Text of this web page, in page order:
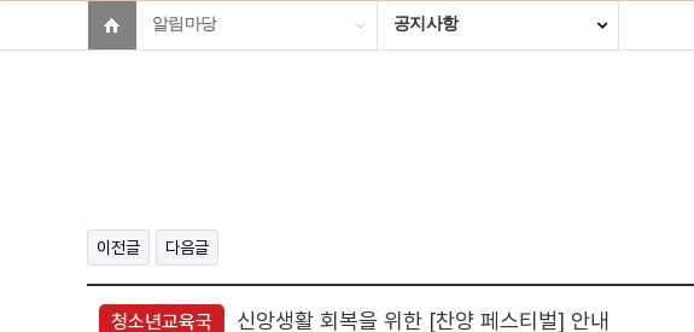
알림마당 공지사항
이전글 다음글
청소년교육국 신앙생활 회복을 위한 [찬양 페스티벌] 안내